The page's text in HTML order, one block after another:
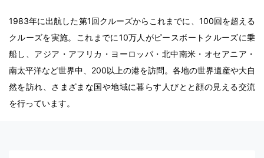
1983年に出航した第1回クルーズからこれまでに、100回を超える
クルーズを実施。これまでに10万人がピースボートクルーズに乗
船し、アジア・アフリカ・ヨーロッパ・北中南米・オセアニア・
南太平洋など世界中、200以上の港を訪問。各地の世界遺産や大自
然を訪れ、さまざまな国や地域に暮らす人びとと顔の見える交流
を行っています。